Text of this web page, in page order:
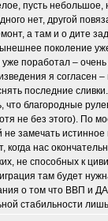
пусть небольшое,
нет, другой
а там и о дите
поколение
поработал –
я согласен
последние сливки.
что благородные
не без этого). По
замечать
когда нас
не способных к
там будет
о том что ВВП и
стабильности